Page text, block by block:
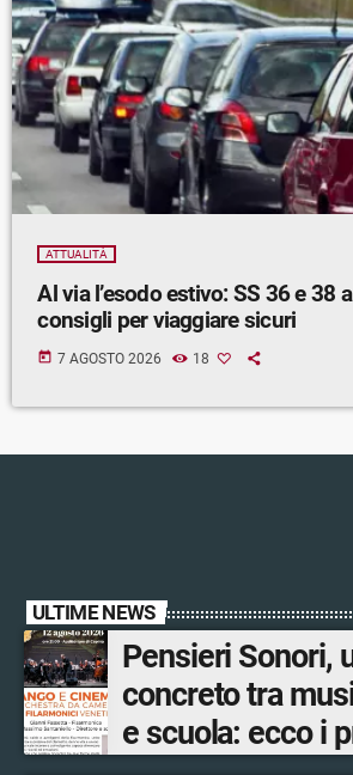
ATTUALITÀ
Al via l’esodo estivo: SS 36 e 38
consigli per viaggiare sicuri
today 7 AGOSTO 2026 18
ULTIME NEWS
Pensieri Sonori,
concreto tra
e scuola: ecco i